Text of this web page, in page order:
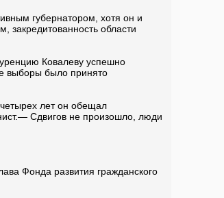
губернатором, хотя он и
закредитованность области
Ковалеву успешно
выборы было принято
лет он обещал
Сдвигов не произошло, люди
Фонда развития гражданского